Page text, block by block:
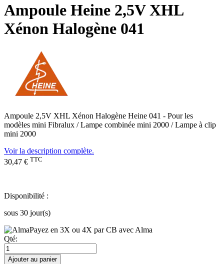
Ampoule Heine 2,5V XHL
Xénon Halogène 041
Ampoule 2,5V XHL Xénon Halogène Heine 041 - Pour les
modèles mini Fibralux / Lampe combinée mini 2000 / Lampe à clip
mini 2000
Voir la description complète.
30,47 € TTC
Disponibilité :
sous 30 jour(s)
Payez en 3X ou 4X par CB avec Alma
Qté:
Ajouter au panier